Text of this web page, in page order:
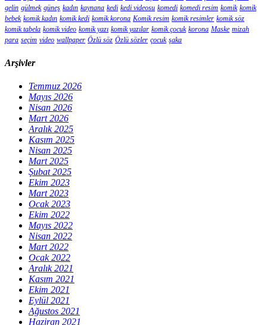
gelin gülmek güneş kadın kaynana kedi kedi videosu komedi komedi resim komik komik
bebek komik kadın komik kedi komik korona Komik resim komik resimler komik söz
komik tabela komik video komik yazı komik yazılar komik çocuk korona Maske mizah
para seçim video wallpaper Özlü söz Özlü sözler çocuk şaka
Arşivler
Temmuz 2026
Mayıs 2026
Nisan 2026
Mart 2026
Aralık 2025
Kasım 2025
Nisan 2025
Mart 2025
Şubat 2025
Ekim 2023
Mart 2023
Ocak 2023
Ekim 2022
Mayıs 2022
Nisan 2022
Mart 2022
Ocak 2022
Aralık 2021
Kasım 2021
Ekim 2021
Eylül 2021
Ağustos 2021
Haziran 2021